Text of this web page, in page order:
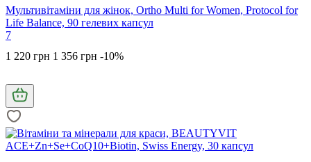
Мультивітаміни для жінок, Ortho Multi for Women, Protocol for
Life Balance, 90 гелевих капсул
7
1 220 грн 1 356 грн -10%